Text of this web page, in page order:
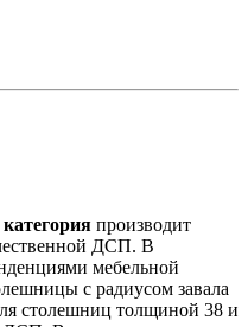
категория производит
ДСП. В
мебельной
с радиусом завала
столешниц толщиной 38 и